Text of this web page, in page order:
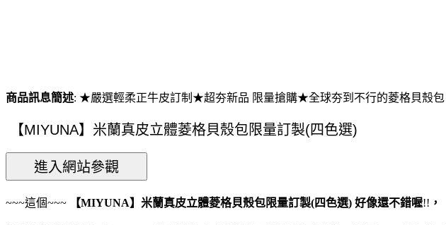
商品訊息簡述: ★嚴選輕柔正牛皮訂制★超夯新品 限量搶購★全球夯到不行的菱格貝殼包
~~~這個~~~ 【MIYUNA】米蘭真皮立體菱格貝殼包限量訂製(四色選) 好像還不錯喔!! ，